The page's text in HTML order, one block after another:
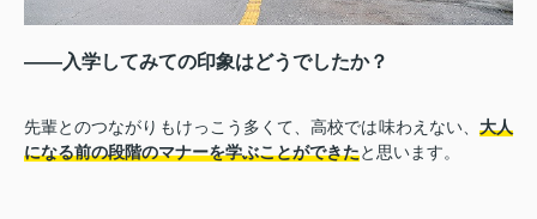
――入学してみての印象はどうでしたか？
先輩とのつながりもけっこう多くて、高校では味わえない、 大人
になる前の段階のマナーを学ぶことができたと思います。